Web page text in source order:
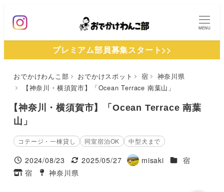
ン
MENU
プレミアム部員募集スタート>>
おでかけわんこ部 おでかけスポット 宿
神奈川県
【神奈川・横須賀市】「Ocean Terrace 南葉山」
【神奈川・横須賀市】「Ocean Terrace 南葉
山」
コテージ・一棟貸し 同室宿泊OK 中型犬まで
投稿日
2024/08/23
更新日
2025/05/27
著
misaki 施設ジャンル
宿
タグ
宿
タグ
神奈川県